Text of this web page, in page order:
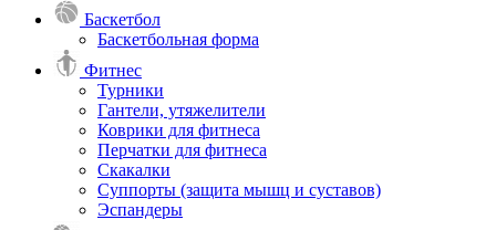
Баскетбол
Баскетбольная форма
Фитнес
Турники
Гантели, утяжелители
Коврики для фитнеса
Перчатки для фитнеса
Скакалки
Суппорты (защита мышц и суставов)
Эспандеры